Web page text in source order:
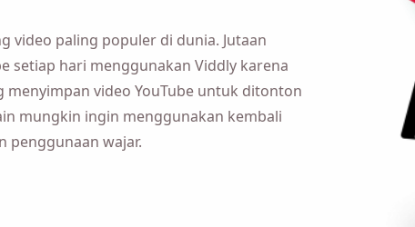
video paling populer di dunia. Jutaan orang
hari menggunakan Viddly karena berbagai
video YouTube untuk ditonton secara offline,
menggunakan kembali klip video berdasarkan